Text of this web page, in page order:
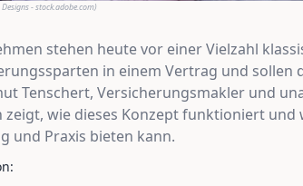
- stock.adobe.com)
stehen heute vor einer Vielzahl
in einem Vertrag und sollen
Tenschert, Versicherungsmakler und
zeigt, wie dieses Konzept funktioniert
und Praxis bieten kann.